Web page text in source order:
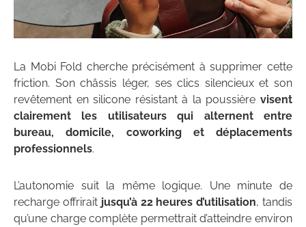
La Mobi Fold cherche précisément à supprimer cette
friction. Son châssis léger, ses clics silencieux et son
revêtement en silicone résistant à la poussière visent
clairement les utilisateurs qui alternent entre
bureau, domicile, coworking et déplacements
professionnels.
L’autonomie suit la même logique. Une minute de
recharge offrirait jusqu’à 22 heures d’utilisation, tandis
qu’une charge complète permettrait d’atteindre environ